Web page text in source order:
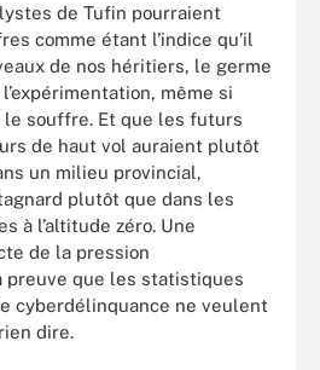
de Tufin pourraient
comme étant l’indice qu’il
de nos héritiers, le germe
même si
souffre. Et que les futurs
de haut vol auraient plutôt
un milieu provincial,
plutôt que dans les
à l’altitude zéro. Une
de la pression
preuve que les statistiques
cyberdélinquance ne veulent
dire.